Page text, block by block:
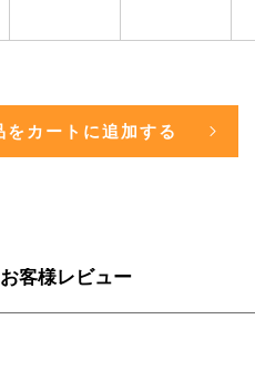
お客様レビュー